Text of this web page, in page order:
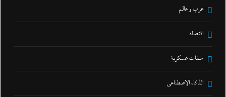
عرب و عالم
اقتصاد
ملفات عسكرية
الذكاء الإصطناعي